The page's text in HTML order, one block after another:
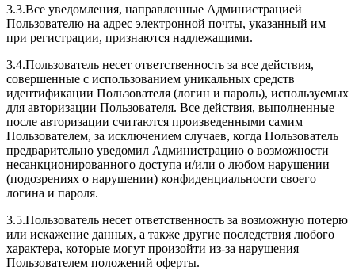
3.3.Все уведомления, направленные Администрацией
Пользователю на адрес электронной почты, указанный им
при регистрации, признаются надлежащими.
3.4.Пользователь несет ответственность за все действия,
совершенные с использованием уникальных средств
идентификации Пользователя (логин и пароль), используемых
для авторизации Пользователя. Все действия, выполненные
после авторизации считаются произведенными самим
Пользователем, за исключением случаев, когда Пользователь
предварительно уведомил Администрацию о возможности
несанкционированного доступа и/или о любом нарушении
(подозрениях о нарушении) конфиденциальности своего
логина и пароля.
3.5.Пользователь несет ответственность за возможную потерю
или искажение данных, а также другие последствия любого
характера, которые могут произойти из-за нарушения
Пользователем положений оферты.